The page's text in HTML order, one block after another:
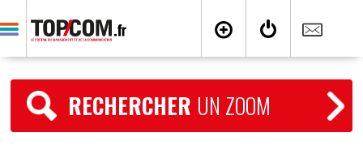
RECHERCHER UN ZOOM